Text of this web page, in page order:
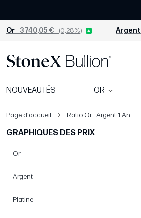
Or 3 740,05 € (0,28%) Argent
NOUVEAUTÉS OR
Page d'accueil Ratio Or : Argent 1 An
GRAPHIQUES DES PRIX
Or
Argent
Platine